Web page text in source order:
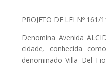
PROJETO DE LEI Nº 161/
Denomina Avenida
cidade, conhecida
denominado Villa Del